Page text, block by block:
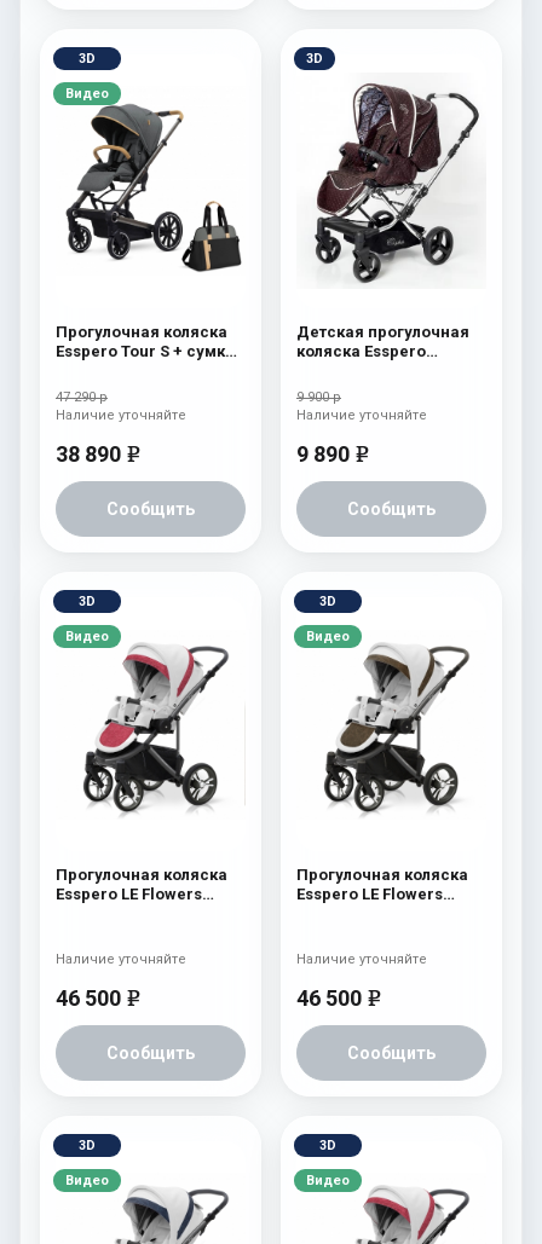
3D
Видео
Прогулочная коляска
Esspero Tour S + сумка
47 290 р
38 890 e
Сообщить
Наличие уточняйте
3D
Детская прогулочная
коляска Esspero
9 900 р
9 890 e
Сообщить
Наличие уточняйте
3D
Видео
Прогулочная коляска
Esspero LE Flowers
46 500 e
Сообщить
Наличие уточняйте
3D
Видео
Прогулочная коляска
Esspero LE Flowers
46 500 e
Сообщить
Наличие уточняйте
3D
Видео
3D
Видео